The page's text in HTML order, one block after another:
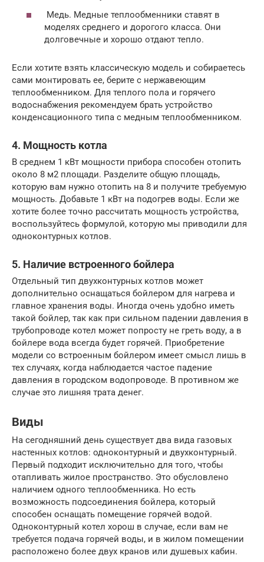
Медь. Медные теплообменники ставят в
моделях среднего и дорогого класса. Они
долговечные и хорошо отдают тепло.
Если хотите взять классическую модель и собираетесь
сами монтировать ее, берите с нержавеющим
теплообменником. Для теплого пола и горячего
водоснабжения рекомендуем брать устройство
конденсационного типа с медным теплообменником.
4. Мощность котла
В среднем 1 кВт мощности прибора способен отопить
около 8 м2 площади. Разделите общую площадь,
которую вам нужно отопить на 8 и получите требуемую
мощность. Добавьте 1 кВт на подогрев воды. Если же
хотите более точно рассчитать мощность устройства,
воспользуйтесь формулой, которую мы приводили для
одноконтурных котлов.
5. Наличие встроенного бойлера
Отдельный тип двухконтурных котлов может
дополнительно оснащаться бойлером для нагрева и
главное хранения воды. Иногда очень удобно иметь
такой бойлер, так как при сильном падении давления в
трубопроводе котел может попросту не греть воду, а в
бойлере вода всегда будет горячей. Приобретение
модели со встроенным бойлером имеет смысл лишь в
тех случаях, когда наблюдается частое падение
давления в городском водопроводе. В противном же
случае это лишняя трата денег.
Виды
На сегодняшний день существует два вида газовых
настенных котлов: одноконтурный и двухконтурный.
Первый подходит исключительно для того, чтобы
отапливать жилое пространство. Это обусловлено
наличием одного теплообменника. Но есть
возможность подсоединения бойлера, который
способен оснащать помещение горячей водой.
Одноконтурный котел хорош в случае, если вам не
требуется подача горячей воды, и в жилом помещении
расположено более двух кранов или душевых кабин.